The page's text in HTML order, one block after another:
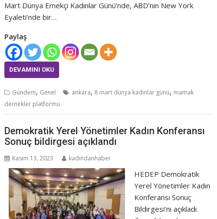
Mart Dünya Emekçi Kadınlar Günü’nde, ABD’nin New York
Eyaleti’nde bir…
Paylaş
DEVAMINI OKU
Gündem, Genel ankara, 8 mart dünya kadınlar günü, mamak
dernekler platformu
Demokratik Yerel Yönetimler Kadın Konferansı
Sonuç bildirgesi açıklandı
Kasım 13, 2023 kadindanhaber
HEDEP Demokratik
Yerel Yönetimler Kadın
Konferansı Sonuç
Bildirgesi’ni açıkladı.